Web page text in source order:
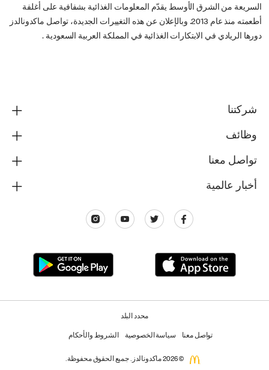
السريعة من الشرق الأوسط يقدّم المعلومات الغذائية بشفافية على أغلفة
أطعمته منذ عام 2013. وبالإعلان عن هذه التغييرات الجديدة، تواصل ماكدونالدز
دورها الريادي في الابتكارات الغذائية في المملكة العربية السعودية .
شركتنا
وظائف
تواصل معنا
أخبار عالمية
محدد البلد
تواصل معنا سياسة الخصوصية الشروط والأحكام
© 2026 ماكدونالدز. جميع الحقوق محفوظة.